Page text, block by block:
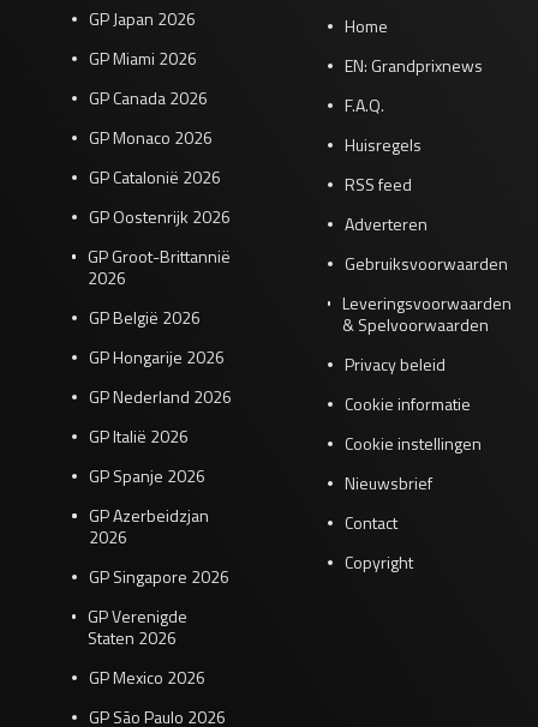
GP Japan 2026
GP Miami 2026
GP Canada 2026
GP Monaco 2026
GP Catalonië 2026
GP Oostenrijk 2026
GP Groot-Brittannië
2026
GP België 2026
GP Hongarije 2026
GP Nederland 2026
GP Italië 2026
GP Spanje 2026
GP Azerbeidzjan
2026
GP Singapore 2026
GP Verenigde
Staten 2026
GP Mexico 2026
GP São Paulo 2026
Home
EN: Grandprixnews
F.A.Q.
Huisregels
RSS feed
Adverteren
Gebruiksvoorwaarden
Leveringsvoorwaarden
& Spelvoorwaarden
Privacy beleid
Cookie informatie
Cookie instellingen
Nieuwsbrief
Contact
Copyright